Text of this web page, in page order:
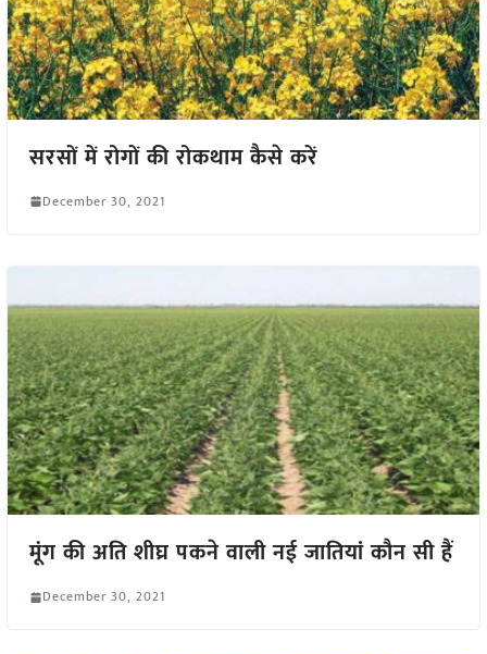
सरसों में रोगों की रोकथाम कैसे करें
December 30, 2021
मूंग की अति शीघ्र पकने वाली नई जातियां कौन सी हैं
December 30, 2021